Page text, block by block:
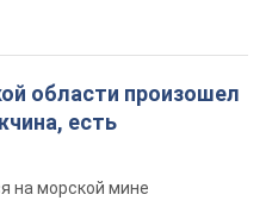
области произошел
есть
на морской мине